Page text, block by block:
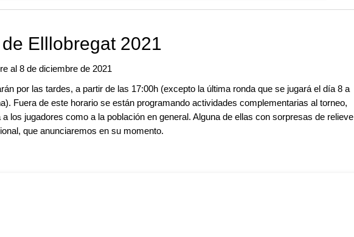
Elllobregat 2021
al 8 de diciembre de 2021
por las tardes, a partir de las 17:00h (excepto la última ronda que se jugará el día 8 a
Fuera de este horario se están programando actividades complementarias al torneo,
a los jugadores como a la población en general. Alguna de ellas con sorpresas de relieve
que anunciaremos en su momento.